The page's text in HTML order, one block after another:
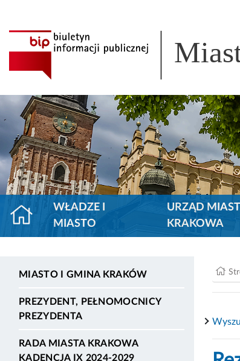
WŁADZE I
MIASTO
URZĄD
KRAKOWA
MIASTO I GMINA KRAKÓW
PREZYDENT, PEŁNOMOCNICY
PREZYDENTA
RADA MIASTA KRAKOWA
KADENCJA IX 2024-2029